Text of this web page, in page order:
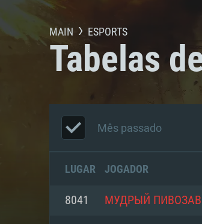
MAIN ESPORTS
Tabelas
Mês passado
LUGAR JOGADOR
8041 МУДРЫЙ